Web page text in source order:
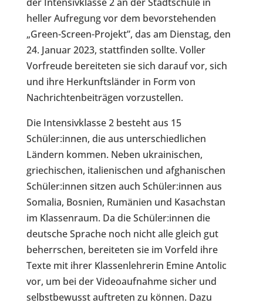
heller Aufregung vor dem bevorstehenden
„Green-Screen-Projekt”, das am Dienstag, den
24. Januar 2023, stattfinden sollte. Voller
Vorfreude bereiteten sie sich darauf vor, sich
und ihre Herkunftsländer in Form von
Nachrichtenbeiträgen vorzustellen.
Die Intensivklasse 2 besteht aus 15
Schüler:innen, die aus unterschiedlichen
Ländern kommen. Neben ukrainischen,
griechischen, italienischen und afghanischen
Schüler:innen sitzen auch Schüler:innen aus
Somalia, Bosnien, Rumänien und Kasachstan
im Klassenraum. Da die Schüler:innen die
deutsche Sprache noch nicht alle gleich gut
beherrschen, bereiteten sie im Vorfeld ihre
Texte mit ihrer Klassenlehrerin Emine Antolic
vor, um bei der Videoaufnahme sicher und
selbstbewusst auftreten zu können. Dazu